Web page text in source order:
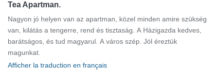
Tea Apartman.
Nagyon jó helyen van az apartman, közel minden amire szükség
van, kilátás a tengerre, rend és tisztaság. A Házigazda kedves,
barátságos, és tud magyarul. A város szép. Jól éreztük
magunkat.
Afficher la traduction en français